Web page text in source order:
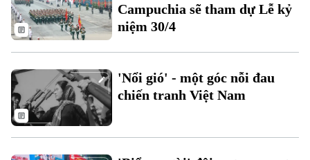
Chuyên mục
Chính trị
Hà Nội
Nhịp sống Hà Nội
Người Hà Nội
Thế giới
Campuchia sẽ tham dự Lễ kỷ
niệm 30/4
'Nổi gió' - một góc nỗi đau
chiến tranh Việt Nam